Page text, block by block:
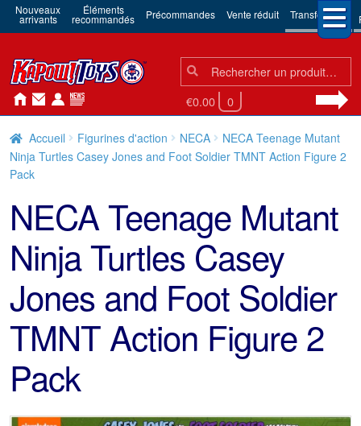
Nouveaux
arrivants
Éléments
recommandés Précommandes Vente réduit Transformers
Chercher:
Chercher
€0.00 0
Accueil Figurines d'action NECA
NECA Teenage Mutant
Ninja Turtles Casey Jones and Foot Soldier TMNT Action Figure 2
Pack
NECA Teenage Mutant
Ninja Turtles Casey
Jones and Foot Soldier
TMNT Action Figure 2
Pack